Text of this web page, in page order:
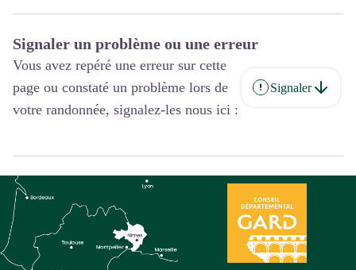
Signaler un problème ou une erreur
Vous avez repéré une erreur sur cette
page ou constaté un problème lors de
votre randonnée, signalez-les nous ici :
Signaler